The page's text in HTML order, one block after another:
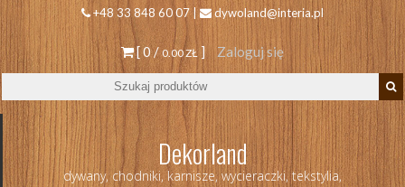
+48 33 848 60 07 | dywoland@interia.pl
[ 0 /0.00 ZŁ ] Zaloguj się
Dekorland
dywany, chodniki, karnisze, wycieraczki, tekstylia,